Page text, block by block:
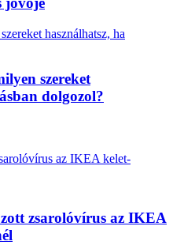
szereket
dolgozol?
zsarolóvírus az IKEA